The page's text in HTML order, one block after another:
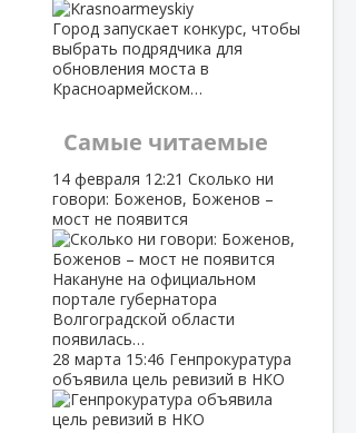
Город запускает конкурс, чтобы
выбрать подрядчика для
обновления моста в
Красноармейском…
Самые читаемые
14 февраля 12:21 Сколько ни
говори: Боженов, Боженов –
мост не появится
Накануне на официальном
портале губернатора
Волгоградской области
появилась…
28 марта 15:46 Генпрокуратура
объявила цель ревизий в НКО